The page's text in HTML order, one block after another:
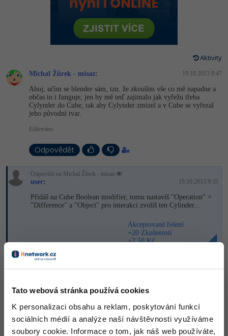
Tato webová stránka používá cookies
K personalizaci obsahu a reklam, poskytování funkcí
sociálních médií a analýze naší návštěvnosti využíváme
soubory cookie. Informace o tom, jak náš web používáte,
HTML5, CSS3, Bootstrap, SEO
SQL a databáze
UML a návrhové vzory
React
Best practices
JavaScript
Python
HTML / CSS
UML a návrhové vzory
MS-SQL
Vývojář mobilních aplikací
Specialista na AI a bigdata
Webdesigner
Tester
Systémový administrátor
Grafik / UX/UI návrhář
3D grafik
Projektový manažer
WordPress specialista
SEO specialista
Python -80%
JavaScript -80%
-80%
Swift -80%
Kotlin
C -80%
VB.NET
SQL
-41%
Umělá inteligence (AI) -10%
Pro děti
Více
Digitální gramotnost
Marketing -30%
-30%
UX
Business
Kryptoměny -25%
Copywriting -30%
MS Office -80%
Time management
Sítě
Photoshop -80%
Adobe Illustrator -80%
Adobe XD
Adobe InDesign -25%
Adobe After Effects
Blender -80%
Fotografování -80%
Ostatní
Příběhy absolventů
Blog
Aktivity
Michal Žůrek - misaz: 19.10.2013 8:47
Ahoj, učím se blender sám, tzn. že zkouším vše co mě napadne a
občas to i funguje, jen by mě teď zajímalo jak vyřežu třeba
Cylynder do Cube, tak aby Cylynder zmizel a v Cube se vyřezal
jeho původní tvar.
Editováno
Odpovědět
Odpovídá na Michal Žůrek - misaz
user: 19.10.2013 9:35
Přidáš na Cube Boolean modifier, tomu nastavíš "Operation" =
"Difference" a "Object" pro interakci zvolíš ten Cylinder...
Akceptované řešení
+20 Zkušeností
+2,50 Kč